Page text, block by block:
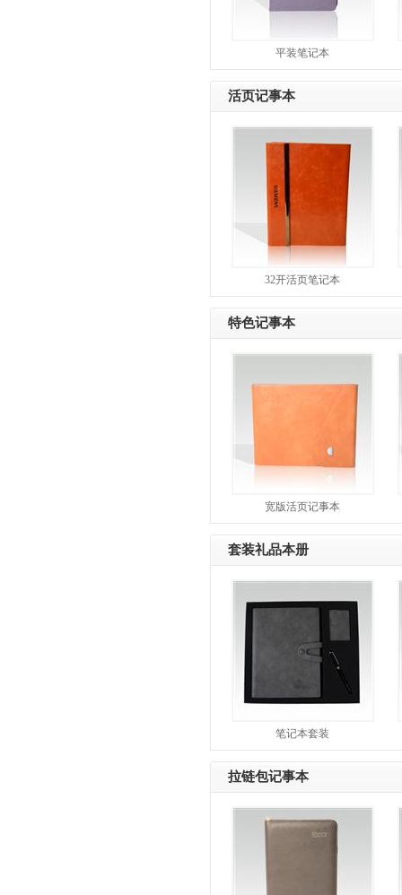
平装笔记本
活页记事本
32开活页笔记本
特色记事本
宽版活页记事本
套装礼品本册
笔记本套装
拉链包记事本